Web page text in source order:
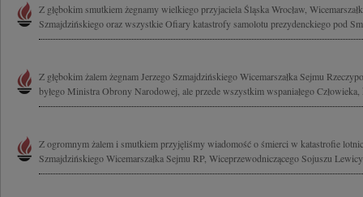
Z głębokim smutkiem żegnamy wielkiego przyjaciela Śląska Wrocław,
Szmajdzińskiego oraz wszystkie Ofiary katastrofy samolotu prezydenckiego pod
Z głębokim żalem żegnam Jerzego Szmajdzińskiego Wicemarszałka Sejmu
byłego Ministra Obrony Narodowej, ale przede wszystkim wspaniałego
Z ogromnym żalem i smutkiem przyjęliśmy wiadomość o śmierci w katastrofie
Szmajdzińskiego Wicemarszałka Sejmu RP, Wiceprzewodniczącego Sojuszu